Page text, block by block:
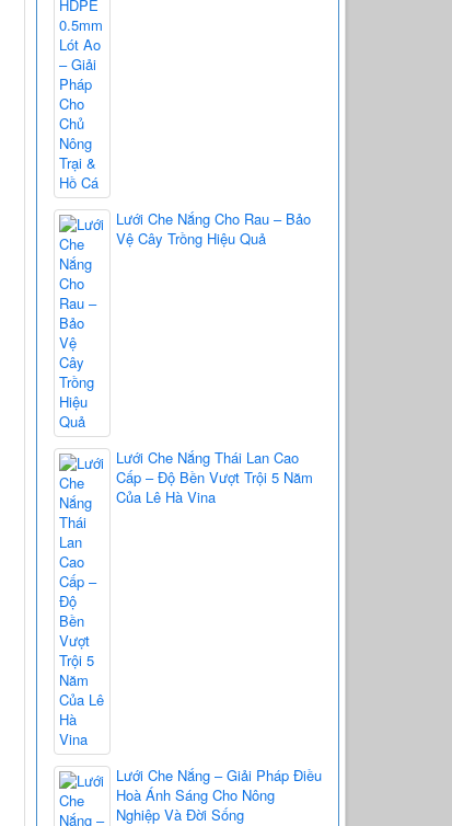
Lưới Che Nắng Cho Rau – Bảo
Vệ Cây Trồng Hiệu Quả
Lưới Che Nắng Thái Lan Cao
Cấp – Độ Bền Vượt Trội 5 Năm
Của Lê Hà Vina
Lưới Che Nắng – Giải Pháp Điều
Hoà Ánh Sáng Cho Nông
Nghiệp Và Đời Sống